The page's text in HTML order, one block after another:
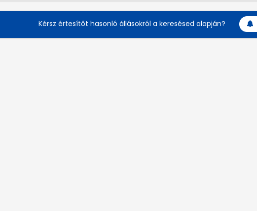
Kérsz értesítőt hasonló állásokról a keresésed alapján?